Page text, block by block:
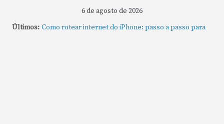
6 de agosto de 2026
Últimos: Como rotear internet do iPhone: passo a passo para